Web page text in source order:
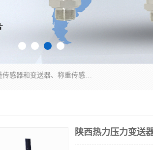
是集开发、生产和经营压力传感器和变送器、位移传感器和变送器、流量传感器和变送器、称重传感器和变送器、测力传感器和变送器、温湿度传感器和变送器、扭矩传感器、智能数显控制仪表等产品的化高新技术企业。
陕西热力压力变送